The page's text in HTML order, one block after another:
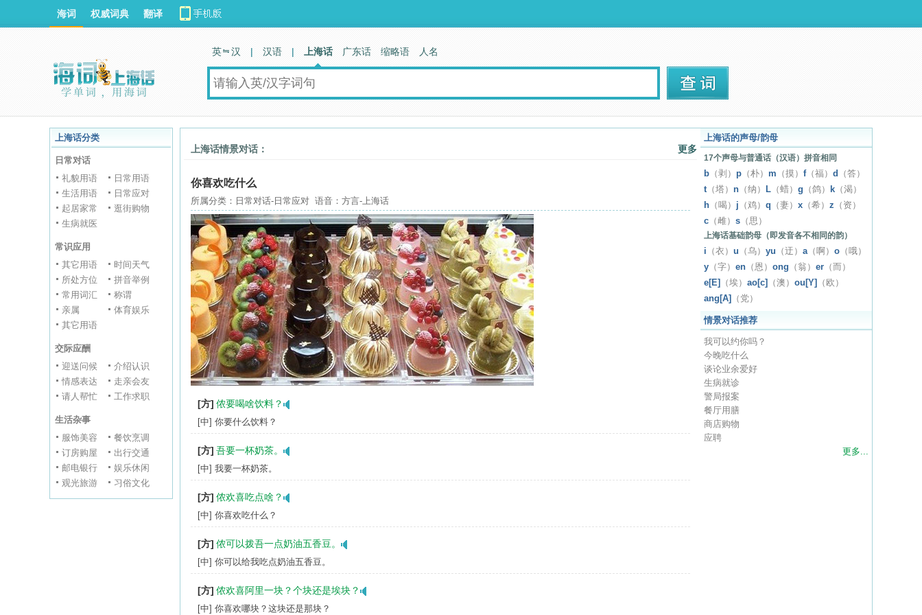
海词 权威词典 翻译
英 汉 | 汉语 | 上海话 广东话 缩略语 人名
上海话分类
日常对话
礼貌用语
日常用语
生活用语
日常应对
起居家常
逛街购物
生病就医
常识应用
其它用语
时间天气
所处方位
拼音举例
常用词汇
称谓
亲属
体育娱乐
其它用语
交际应酬
迎送问候
介绍认识
情感表达
走亲会友
请人帮忙
工作求职
生活杂事
服饰美容
餐饮烹调
订房购屋
出行交通
邮电银行
娱乐休闲
观光旅游
习俗文化
上海话情景对话： 更多
你喜欢吃什么
所属分类：日常对话-日常应对 语音：方言-上海话
[方] 侬要喝啥饮料？
[中] 你要什么饮料？
[方] 吾要一杯奶茶。
[中] 我要一杯奶茶。
[方] 侬欢喜吃点啥？
[中] 你喜欢吃什么？
[方] 侬可以拨吾一点奶油五香豆。
[中] 你可以给我吃点奶油五香豆。
[方] 侬欢喜阿里一块？个块还是埃块？
[中] 你喜欢哪块？这块还是那块？
上海话的声母/韵母
17个声母与普通话（汉语）拼音相同
b （剥） p （朴） m （摸） f（福） d
（答）
t（塔） n （纳） L （蜡） g （鸽） k （渴）
h （喝） j （鸡） q （妻） x （希） z （资）
c （雌） s （思）
上海话基础韵母（即发音各不相同的韵）
i （衣） u （乌） yu （迂） a（啊） o （哦）
y （字） en （恩） ong （翁） er （而）
e[E]
（埃） ao[c] （澳） ou[Y]
（欧）
ang[A]
（党）
情景对话推荐
我可以约你吗？
今晚吃什么
谈论业余爱好
生病就诊
警局报案
餐厅用膳
商店购物
应聘
更多...